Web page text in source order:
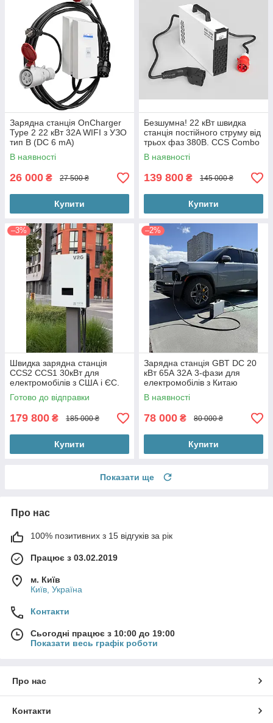
Зарядна станція OnCharger
Type 2 22 кВт 32A WIFI з УЗО
тип B (DC 6 mA)
В наявності
26 000 ₴ 27 500 ₴
Купити
Безшумна! 22 кВт швидка
станція постійного струму від
трьох фаз 380В. CCS Combo
2 для Rivian R1T, Ford F150,
Lucid Air, BMW iX
В наявності
139 800 ₴ 145 000 ₴
Купити
–3%
Швидка зарядна станція
CCS2 CCS1 30кВт для
електромобілів з США і ЄС.
Станція постійного струму до
1000V DC.
Готово до відправки
179 800 ₴ 185 000 ₴
Купити
–2%
Зарядна станція GBT DC 20
кВт 65А 32А 3-фази для
електромобілів з Китаю
В наявності
78 000 ₴ 80 000 ₴
Купити
Показати ще
Про нас
100% позитивних з 15 відгуків за рік
Працює з 03.02.2019
м. Київ
Київ, Україна
Контакти
Сьогодні працює з 10:00 до 19:00
Показати весь графік роботи
Про нас
Контакти